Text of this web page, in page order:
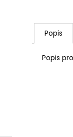
Popis
Popis